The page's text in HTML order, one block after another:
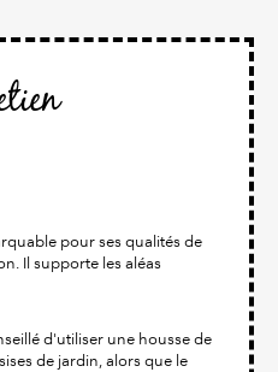
pour ses qualités de
Il supporte les aléas
d'utiliser une housse de
de jardin, alors que le